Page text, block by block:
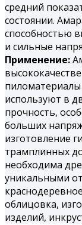
средний
состоянии.
способностью
и сильные
Применение:
используют в
прочность,
больших
изготовление
трамплинных
необходима
уникальными
облицовка,
изделий,